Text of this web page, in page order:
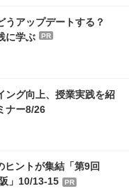
うアップデートする？
に学ぶ
PR
ング向上、授業実践を紹
ナー8/26
ヒントが集結「第9回
」10/13-15
PR